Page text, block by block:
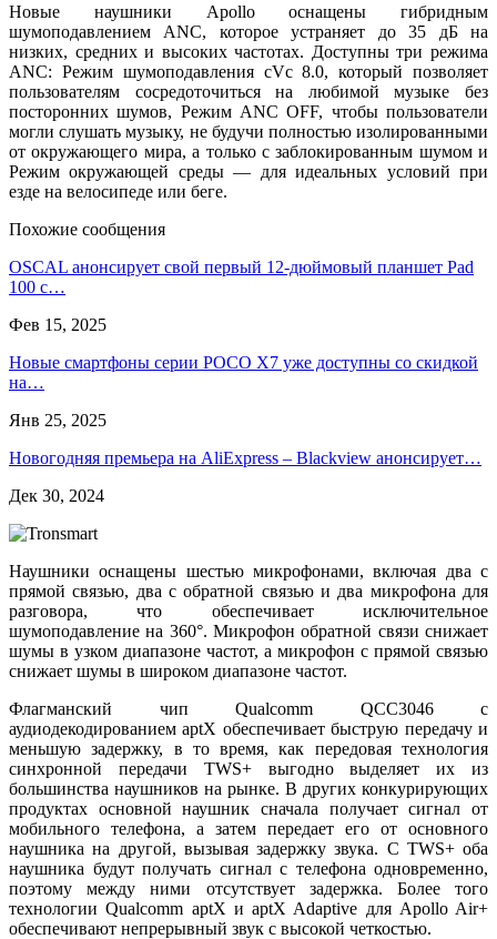
Новые наушники Apollo оснащены гибридным
шумоподавлением ANC, которое устраняет до 35 дБ на
низких, средних и высоких частотах. Доступны три режима
ANC: Режим шумоподавления cVc 8.0, который позволяет
пользователям сосредоточиться на любимой музыке без
посторонних шумов, Режим ANC OFF, чтобы пользователи
могли слушать музыку, не будучи полностью изолированными
от окружающего мира, а только с заблокированным шумом и
Режим окружающей среды — для идеальных условий при
езде на велосипеде или беге.
Похожие сообщения
OSCAL анонсирует свой первый 12-дюймовый планшет Pad
100 с…
Фев 15, 2025
Новые смартфоны серии POCO X7 уже доступны со скидкой
на…
Янв 25, 2025
Новогодняя премьера на AliExpress – Blackview анонсирует…
Дек 30, 2024
Наушники оснащены шестью микрофонами, включая два с
прямой связью, два с обратной связью и два микрофона для
разговора, что обеспечивает исключительное
шумоподавление на 360°. Микрофон обратной связи снижает
шумы в узком диапазоне частот, а микрофон с прямой связью
снижает шумы в широком диапазоне частот.
Флагманский чип Qualcomm QCC3046 с
аудиодекодированием aptX обеспечивает быструю передачу и
меньшую задержку, в то время, как передовая технология
синхронной передачи TWS+ выгодно выделяет их из
большинства наушников на рынке. В других конкурирующих
продуктах основной наушник сначала получает сигнал от
мобильного телефона, а затем передает его от основного
наушника на другой, вызывая задержку звука. С TWS+ оба
наушника будут получать сигнал с телефона одновременно,
поэтому между ними отсутствует задержка. Более того
технологии Qualcomm aptX и aptX Adaptive для Apollo Air+
обеспечивают непрерывный звук с высокой четкостью.